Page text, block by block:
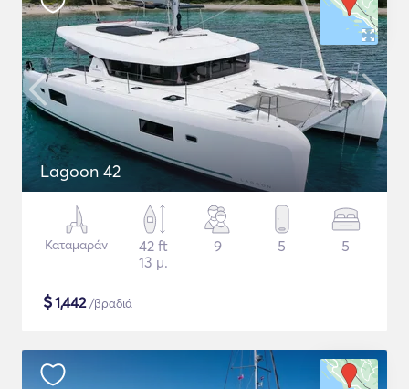
Lagoon 42
Καταμαράν
42 ft
13 μ.
9 5 5
$1,442/βραδιά